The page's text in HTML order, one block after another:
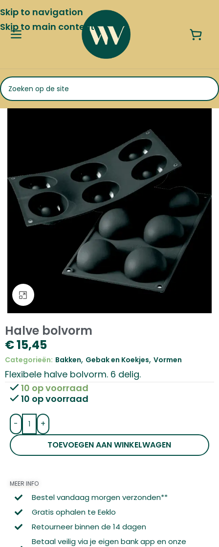
Skip to navigation
Skip to main content
Klik om te vergroten
Halve bolvorm
€15,45
Categorieën: Bakken, Gebak en Koekjes, Vormen
Flexibele halve bolvorm. 6 delig.
10 op voorraad
10 op voorraad
-
+
TOEVOEGEN AAN WINKELWAGEN
MEER INFO
Bestel vandaag morgen verzonden**
Gratis ophalen te Eeklo
Retourneer binnen de 14 dagen
Betaal veilig via je eigen bank app en onze